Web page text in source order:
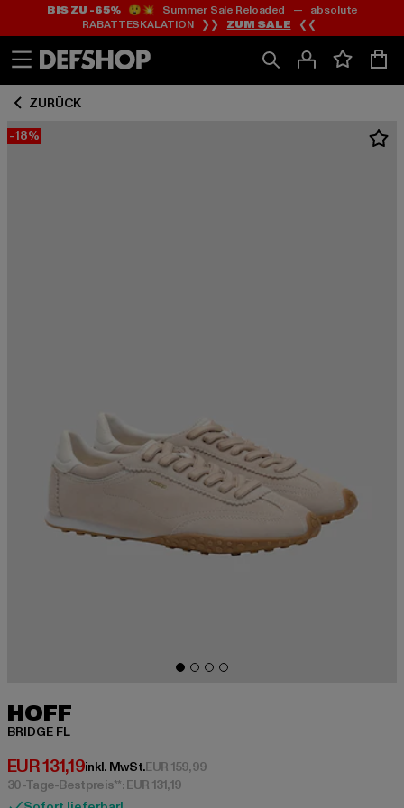
Zum
Inhalt
springen
Zum
Fußzeile
springen
BIS ZU -65%😲💥 Summer Sale Reloaded — absolute
RABATTESKALATION ❯❯ ZUM SALE ❮❮
ZURÜCK
-18%
HOFF
BRIDGE FL
EUR 131,19
Derzeitiger Preis: EUR 131,19
inkl. MwSt.EUR 159,99Aktionspreis: EUR 159,99
30-Tage-Bestpreis**: EUR 131,19